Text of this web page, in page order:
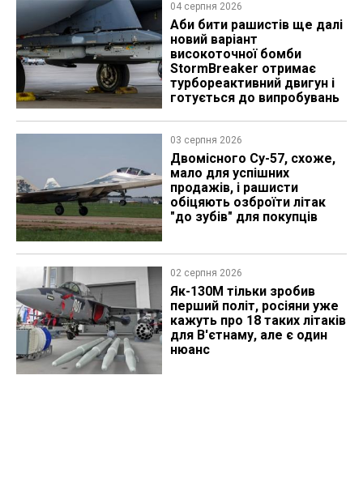
04 серпня 2026
Аби бити рашистів ще далі
новий варіант
високоточної бомби
StormBreaker отримає
турбореактивний двигун і
готується до випробувань
03 серпня 2026
Двомісного Су-57, схоже,
мало для успішних
продажів, і рашисти
обіцяють озброїти літак
"до зубів" для покупців
02 серпня 2026
Як-130М тільки зробив
перший політ, росіяни уже
кажуть про 18 таких літаків
для В'єтнаму, але є один
нюанс